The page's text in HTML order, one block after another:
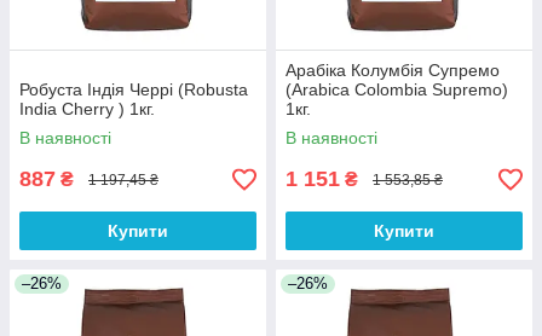
Робуста Індія Черрі (Robusta
India Cherry ) 1кг.
В наявності
887 ₴ 1 197,45 ₴
Купити
Арабіка Колумбія Супремо
(Arabica Colombia Supremo)
1кг.
В наявності
1 151 ₴ 1 553,85 ₴
Купити
–26% –26%